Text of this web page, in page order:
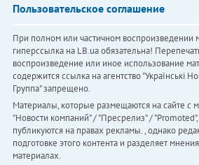
Пользовательское соглашение
При полном или частичном воспроизведении
гиперссылка на LB.ua обязательна!
воспроизведение или иное использование
содержится ссылка на агентство "Українськi
Группа" запрещено.
Материалы, которые размещаются на сайте с
"Новости компаний" / "Пресрелиз" /
публикуются на правах рекламы. , однако
подготовке этого контента и разделяет
материалах.